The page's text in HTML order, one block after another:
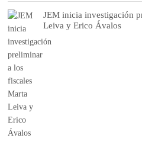
JEM inicia investigación
Leiva y Erico Ávalos